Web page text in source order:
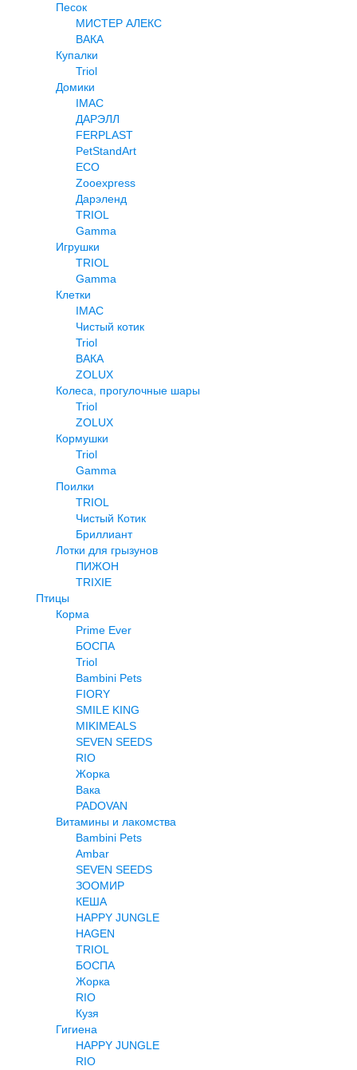
Песок
МИСТЕР АЛЕКС
ВАКА
Купалки
Triol
Домики
IMAC
ДАРЭЛЛ
FERPLAST
PetStandArt
ECO
Zooexpress
Дарэленд
TRIOL
Gamma
Игрушки
TRIOL
Gamma
Клетки
IMAC
Чистый котик
Triol
ВАКА
ZOLUX
Колеса, прогулочные шары
Triol
ZOLUX
Кормушки
Triol
Gamma
Поилки
TRIOL
Чистый Котик
Бриллиант
Лотки для грызунов
ПИЖОН
TRIXIE
Птицы
Корма
Prime Ever
БОСПА
Triol
Bambini Pets
FIORY
SMILE KING
MIKIMEALS
SEVEN SEEDS
RIO
Жорка
Вака
PADOVAN
Витамины и лакомства
Bambini Pets
Ambar
SEVEN SEEDS
ЗООМИР
КЕША
HAPPY JUNGLE
HAGEN
TRIOL
БОСПА
Жорка
RIO
Кузя
Гигиена
HAPPY JUNGLE
RIO